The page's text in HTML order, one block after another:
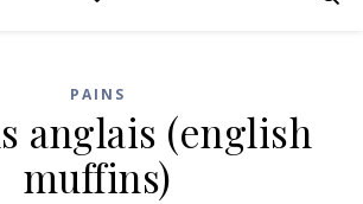
PAINS
anglais (english
muffins)